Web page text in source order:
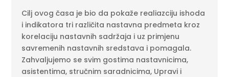
Cilj ovog časa je bio da pokaže realiazciju ishoda
i indikatora tri različita nastavna predmeta kroz
korelaciju nastavnih sadržaja i uz primjenu
savremenih nastavnih sredstava i pomagala.
Zahvaljujemo se svim gostima nastavnicima,
asistentima, stručnim saradnicima, Upravi i